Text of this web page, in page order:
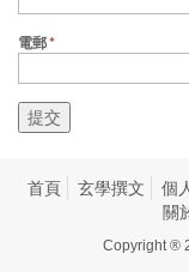
電郵*
首頁 玄學撰文 個
關
Copyright ®